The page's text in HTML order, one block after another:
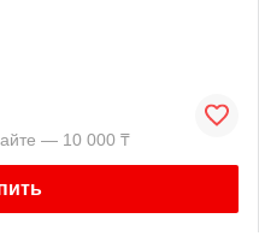
— 10 000 ₸